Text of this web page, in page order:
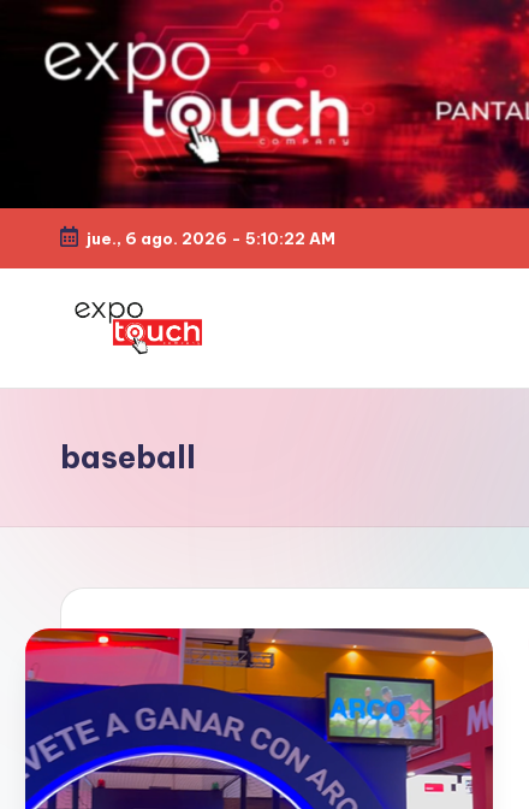
jue., 6 ago. 2026 - 5:10:23 AM
baseball